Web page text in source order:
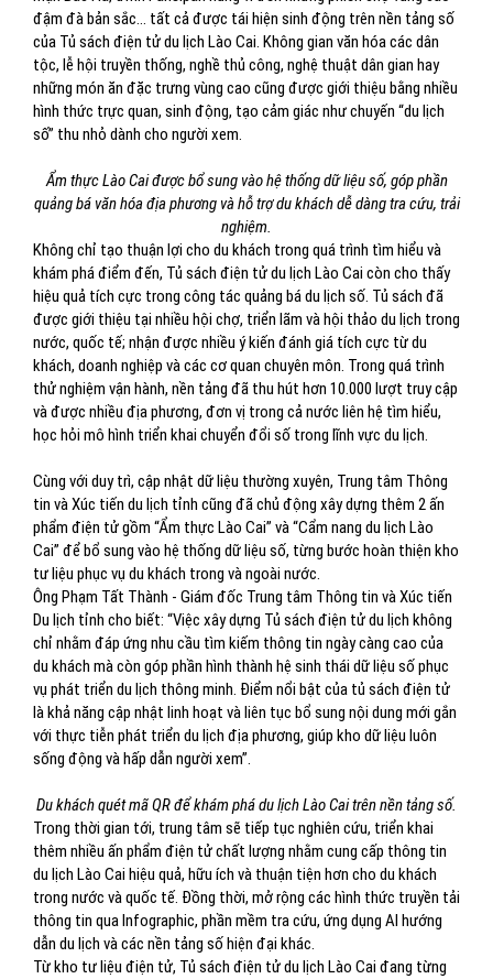
đậm đà bản sắc… tất cả được tái hiện sinh động trên nền tảng số
của Tủ sách điện tử du lịch Lào Cai. Không gian văn hóa các dân
tộc, lễ hội truyền thống, nghề thủ công, nghệ thuật dân gian hay
những món ăn đặc trưng vùng cao cũng được giới thiệu bằng nhiều
hình thức trực quan, sinh động, tạo cảm giác như chuyến “du lịch
số” thu nhỏ dành cho người xem.
Ẩm thực Lào Cai được bổ sung vào hệ thống dữ liệu số, góp phần
quảng bá văn hóa địa phương và hỗ trợ du khách dễ dàng tra cứu, trải
nghiệm.
Không chỉ tạo thuận lợi cho du khách trong quá trình tìm hiểu và
khám phá điểm đến, Tủ sách điện tử du lịch Lào Cai còn cho thấy
hiệu quả tích cực trong công tác quảng bá du lịch số. Tủ sách đã
được giới thiệu tại nhiều hội chợ, triển lãm và hội thảo du lịch trong
nước, quốc tế; nhận được nhiều ý kiến đánh giá tích cực từ du
khách, doanh nghiệp và các cơ quan chuyên môn. Trong quá trình
thử nghiệm vận hành, nền tảng đã thu hút hơn 10.000 lượt truy cập
và được nhiều địa phương, đơn vị trong cả nước liên hệ tìm hiểu,
học hỏi mô hình triển khai chuyển đổi số trong lĩnh vực du lịch.
Cùng với duy trì, cập nhật dữ liệu thường xuyên, Trung tâm Thông
tin và Xúc tiến du lịch tỉnh cũng đã chủ động xây dựng thêm 2 ấn
phẩm điện tử gồm “Ẩm thực Lào Cai” và “Cẩm nang du lịch Lào
Cai” để bổ sung vào hệ thống dữ liệu số, từng bước hoàn thiện kho
tư liệu phục vụ du khách trong và ngoài nước.
Ông Phạm Tất Thành - Giám đốc Trung tâm Thông tin và Xúc tiến
Du lịch tỉnh cho biết: “Việc xây dựng Tủ sách điện tử du lịch không
chỉ nhằm đáp ứng nhu cầu tìm kiếm thông tin ngày càng cao của
du khách mà còn góp phần hình thành hệ sinh thái dữ liệu số phục
vụ phát triển du lịch thông minh. Điểm nổi bật của tủ sách điện tử
là khả năng cập nhật linh hoạt và liên tục bổ sung nội dung mới gắn
với thực tiễn phát triển du lịch địa phương, giúp kho dữ liệu luôn
sống động và hấp dẫn người xem”.
Du khách quét mã QR để khám phá du lịch Lào Cai trên nền tảng số.
Trong thời gian tới, trung tâm sẽ tiếp tục nghiên cứu, triển khai
thêm nhiều ấn phẩm điện tử chất lượng nhằm cung cấp thông tin
du lịch Lào Cai hiệu quả, hữu ích và thuận tiện hơn cho du khách
trong nước và quốc tế. Đồng thời, mở rộng các hình thức truyền tải
thông tin qua Infographic, phần mềm tra cứu, ứng dụng AI hướng
dẫn du lịch và các nền tảng số hiện đại khác.
Từ kho tư liệu điện tử, Tủ sách điện tử du lịch Lào Cai đang từng